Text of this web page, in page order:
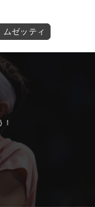
ムゼッティ